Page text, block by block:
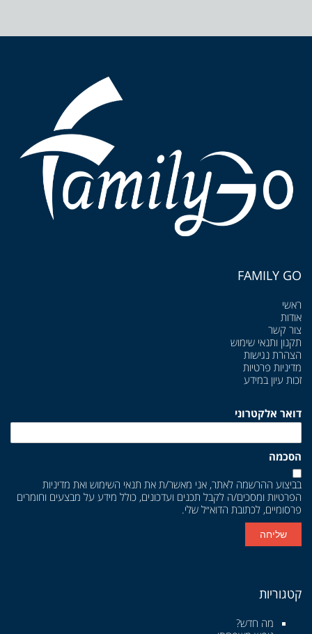
FAMILY GO
ראשי
אודות
צור קשר
תקנון ותנאי שימוש
הצהרת נגישות
מדיניות פרטיות
זכות עיון במידע
דואר אלקטרוני
הסכמה
בביצוע ההרשמה לאתר, אני מאשר/ת את תנאי השימוש ואת מדיניות
הפרטיות ומסכים/ה לקבל תכנים ועדכונים, כולל מידע על מבצעים וחומרים
פרסומיים, לכתובת הדוא״ל שלי.
שליחה
קטגוריות
מה חדש?